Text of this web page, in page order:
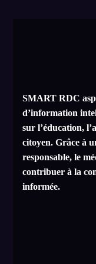
SMART RDC
d’information
sur l’éducation,
citoyen. Grâce à
responsable, le
contribuer à la
informée.